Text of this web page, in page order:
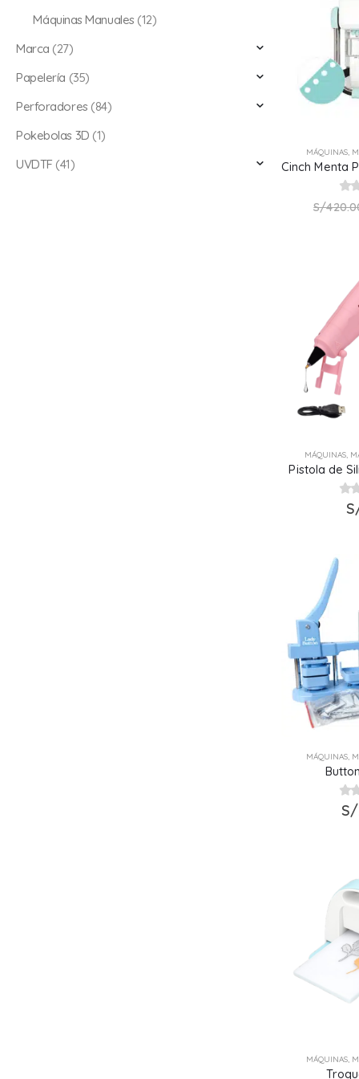
MÁQUINAS,
0
S/
MÁQUINAS,
Pistola de
MÁQUINAS,
0
S/
MÁQUINAS,
Máquinas Manuales (12)
Marca (27)
Papelería (35)
Perforadores (84)
Pokebolas 3D (1)
UVDTF (41)